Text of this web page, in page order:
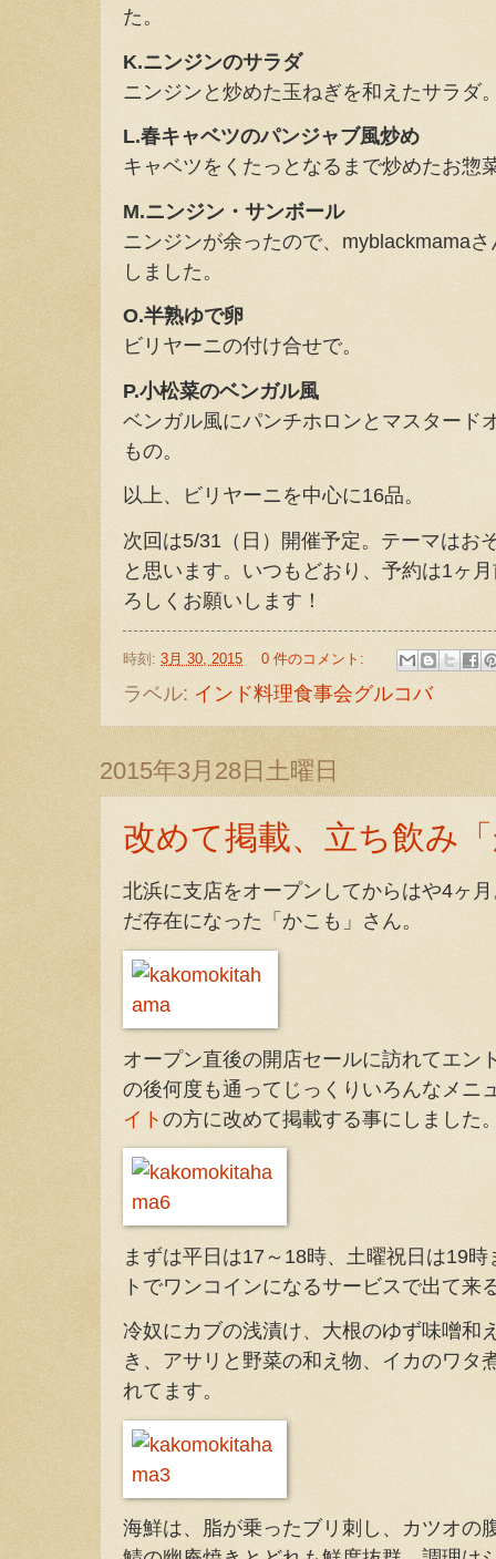
た。
K.ニンジンのサラダ
ニンジンと炒めた玉ねぎを和えたサラダ
L.春キャベツのパンジャブ風炒め
キャベツをくたっとなるまで炒めたお惣
M.ニンジン・サンボール
ニンジンが余ったので、myblackmama
しました。
O.半熟ゆで卵
ビリヤーニの付け合せで。
P.小松菜のベンガル風
ベンガル風にパンチホロンとマスタード
もの。
以上、ビリヤーニを中心に16品。
次回は5/31（日）開催予定。テーマはお
と思います。いつもどおり、予約は1ヶ
ろしくお願いします！
時刻: 3月 30, 2015 0 件のコメント:
ラベル: インド料理食事会グルコバ
2015年3月28日土曜日
改めて掲載、立ち飲み
北浜に支店をオープンしてからはや4ヶ
だ存在になった「かこも」さん。
オープン直後の開店セールに訪れてエン
の後何度も通ってじっくりいろんなメニ
イトの方に改めて掲載する事にしました
まずは平日は17～18時、土曜祝日は19
トでワンコインになるサービスで出て来
冷奴にカブの浅漬け、大根のゆず味噌和
き、アサリと野菜の和え物、イカのワタ
れてます。
海鮮は、脂が乗ったブリ刺し、カツオの